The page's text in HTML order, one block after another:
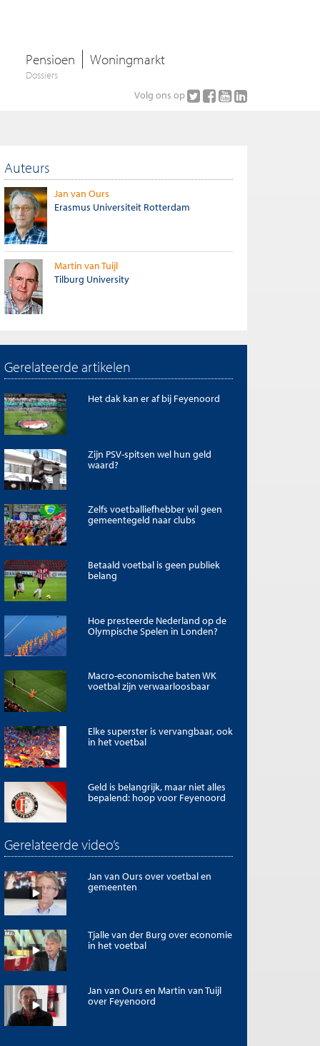
Pensioen Woningmarkt
Dossiers
Volg ons op
Auteurs
Jan van Ours
Erasmus Universiteit Rotterdam
Martin van Tuijl
Tilburg University
Gerelateerde artikelen
Het dak kan er af bij Feyenoord
Zijn PSV-spitsen wel hun geld
waard?
Zelfs voetballiefhebber wil geen
gemeentegeld naar clubs
Betaald voetbal is geen publiek
belang
Hoe presteerde Nederland op de
Olympische Spelen in Londen?
Macro-economische baten WK
voetbal zijn verwaarloosbaar
Elke superster is vervangbaar, ook
in het voetbal
Geld is belangrijk, maar niet alles
bepalend: hoop voor Feyenoord
Gerelateerde video’s
Jan van Ours over voetbal en
gemeenten
Tjalle van der Burg over economie
in het voetbal
Jan van Ours en Martin van Tuijl
over Feyenoord